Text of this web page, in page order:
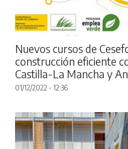
Nuevos cursos de
construcción eficiente
Castilla-La Mancha y
01/12/2022 - 12:36